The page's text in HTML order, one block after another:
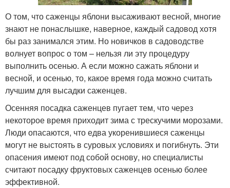
О том, что саженцы яблони высаживают весной, многие
знают не понаслышке, наверное, каждый садовод хотя
бы раз занимался этим. Но новичков в садоводстве
волнует вопрос о том – нельзя ли эту процедуру
выполнить осенью. А если можно сажать яблони и
весной, и осенью, то, какое время года можно считать
лучшим для высадки саженцев.
Осенняя посадка саженцев пугает тем, что через
некоторое время приходит зима с трескучими морозами.
Люди опасаются, что едва укоренившиеся саженцы
могут не выстоять в суровых условиях и погибнуть. Эти
опасения имеют под собой основу, но специалисты
считают посадку фруктовых саженцев осенью более
эффективной.